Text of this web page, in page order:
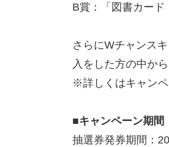
B賞：「図書カー
さらにWチャンス
入をした方の中か
※詳しくはキャンペ
■キャンペーン期間
抽選券発券期間：